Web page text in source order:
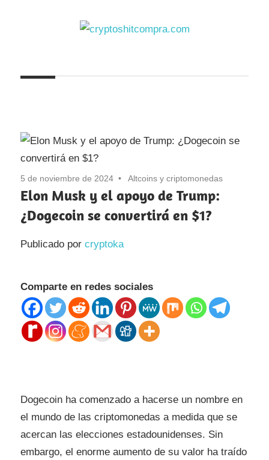
5 de noviembre de 2024 Altcoins y criptomonedas
Elon Musk y el apoyo de Trump:
¿Dogecoin se convertirá en $1?
Publicado por cryptoka
Comparte en redes sociales
Dogecoin ha comenzado a hacerse un nombre en
el mundo de las criptomonedas a medida que se
acercan las elecciones estadounidenses. Sin
embargo, el enorme aumento de su valor ha traído